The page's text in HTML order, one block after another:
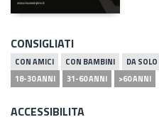
CONSIGLIATI
CON AMICI CON BAMBINI DA SOLO
18-30 ANNI
31-60 ANNI >60 ANNI
ACCESSIBILITA